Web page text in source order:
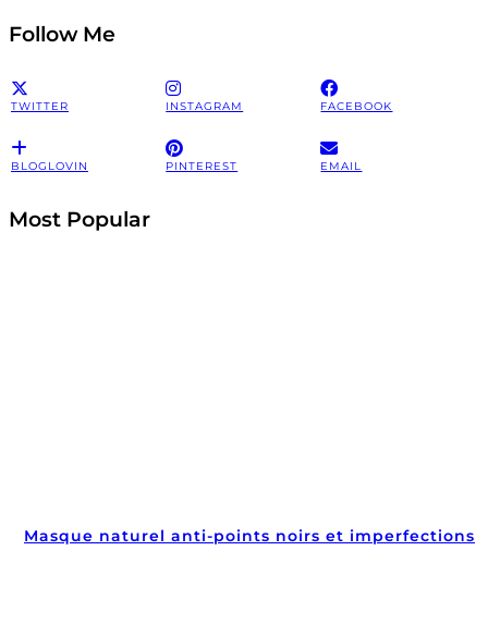
Follow Me
TWITTER INSTAGRAM FACEBOOK
BLOGLOVIN PINTEREST EMAIL
Most Popular
Masque naturel anti-points noirs et imperfections